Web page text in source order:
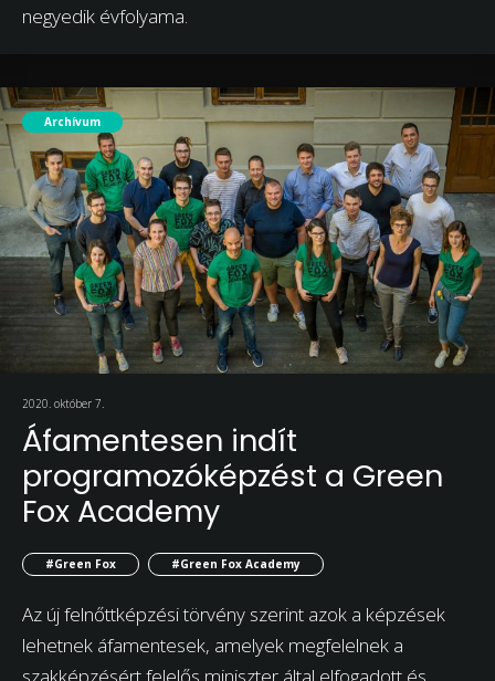
negyedik évfolyama.
Archívum
2020. október 7.
Áfamentesen indít
programozóképzést a Green
Fox Academy
#Green Fox #Green Fox Academy
Az új felnőttképzési törvény szerint azok a képzések
lehetnek áfamentesek, amelyek megfelelnek a